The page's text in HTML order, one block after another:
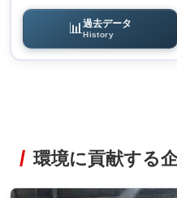
📊過去データ
History
環境に貢献する